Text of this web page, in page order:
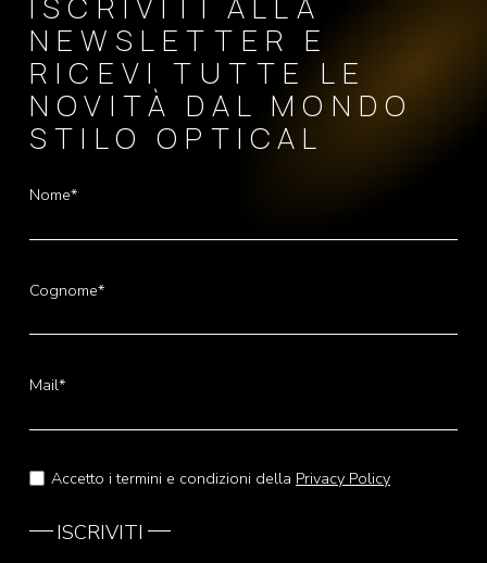
NEWSLETTER E
RICEVI TUTTE LE
NOVITÀ DAL MONDO
STILO OPTICAL
Nome*
Cognome*
Mail*
Accetto i termini e condizioni della Privacy Policy
ISCRIVITI